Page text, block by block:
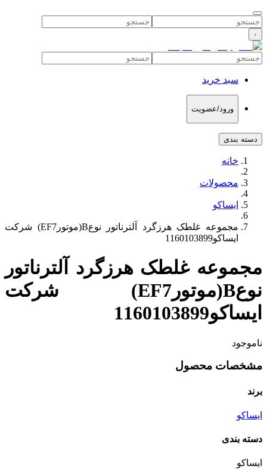
۰
سبد خرید
ورود/عضویت
دسته بندی
خانه
محصولات
ایساکو
مجموعه غلطک هرزگرد آلترناتور نوعB(موتورEF7) شرکت
ایساکو1160103899
مجموعه غلطک هرزگرد آلترناتور
نوعB(موتورEF7) شرکت
ایساکو1160103899
ناموجود
مشخصات محصول
برند
ایساکو
دسته بندی
ایساکو